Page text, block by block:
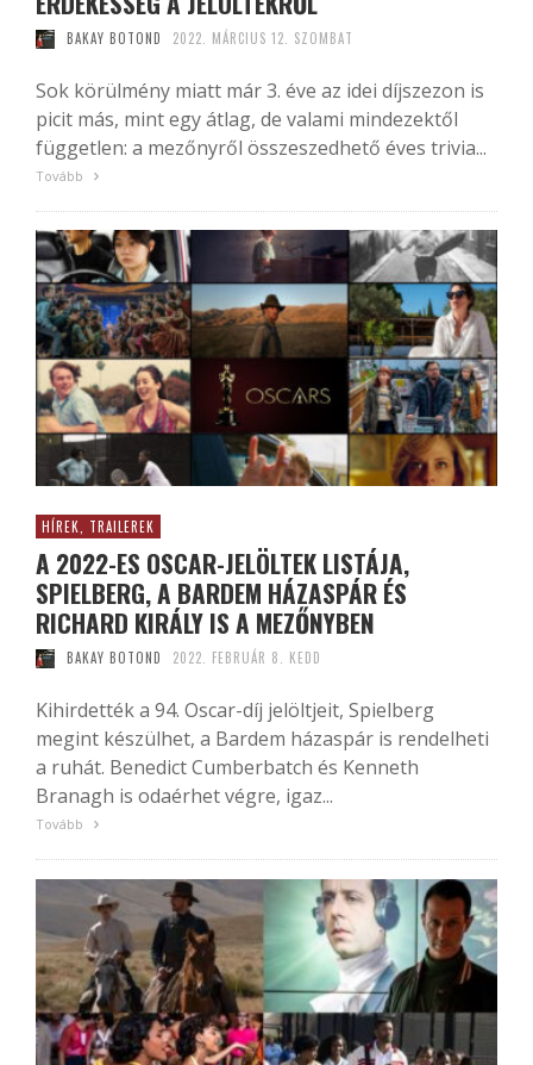
BAKAY BOTOND 2022. MÁRCIUS 12. SZOMBAT
Sok körülmény miatt már 3. éve az idei díjszezon is
picit más, mint egy átlag, de valami mindezektől
független: a mezőnyről összeszedhető éves trivia...
Tovább
HÍREK, TRAILEREK
A 2022-ES OSCAR-JELÖLTEK LISTÁJA,
SPIELBERG, A BARDEM HÁZASPÁR ÉS
RICHARD KIRÁLY IS A MEZŐNYBEN
BAKAY BOTOND 2022. FEBRUÁR 8. KEDD
Kihirdették a 94. Oscar-díj jelöltjeit, Spielberg
megint készülhet, a Bardem házaspár is rendelheti
a ruhát. Benedict Cumberbatch és Kenneth
Branagh is odaérhet végre, igaz...
Tovább